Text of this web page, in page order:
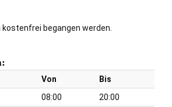
kostenfrei begangen werden.
Von
Bis
08:00 20:00